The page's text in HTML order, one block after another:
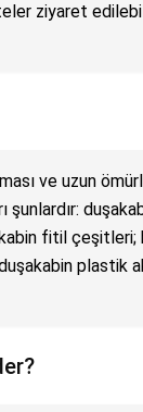
ziyaret
ve uzun
şunlardır:
fitil çeşitleri;
plastik